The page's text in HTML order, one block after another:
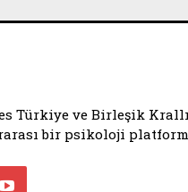
Türkiye ve Birleşik
bir psikoloji